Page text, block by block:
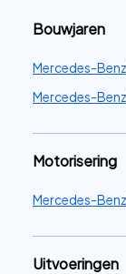
Bouwjaren
Mercedes-
Mercedes-
Motorisering
Mercedes-
Uitvoeringen